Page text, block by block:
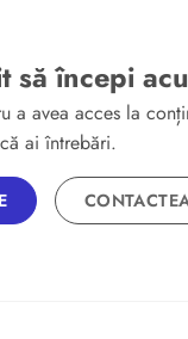
să începi
a avea acces la
ai întrebări.